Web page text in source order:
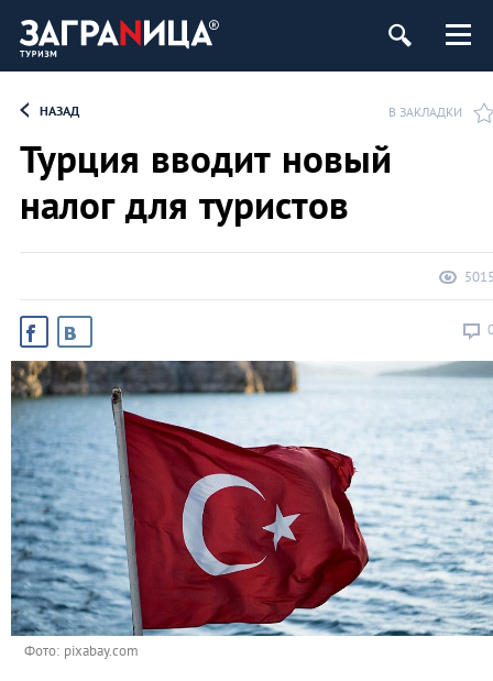
НАЗАД В ЗАКЛАДКИ
Турция вводит новый
налог для туристов
Фото: pixabay.com